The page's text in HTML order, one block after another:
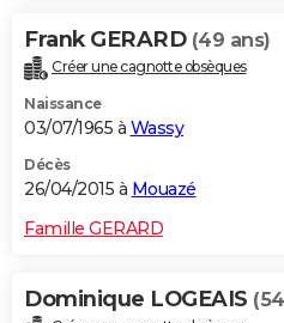
Frank GERARD (49 ans)
Créer une cagnotte obsèques
Naissance
03/07/1965 à Wassy
Décès
26/04/2015 à Mouazé
Famille GERARD
Dominique LOGEAIS